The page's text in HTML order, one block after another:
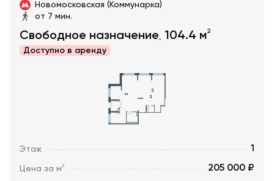
Новомосковская (Коммунарка)
от 7 мин.
Свободное назначение 104.4 м2
Доступно в аренду
Этаж 1
Цена за м2 205 000 ₽